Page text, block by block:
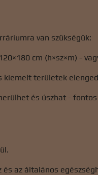
van szükségük:
cm (h×sz×m) -
kiemelt területek
és úszhat -
az általános